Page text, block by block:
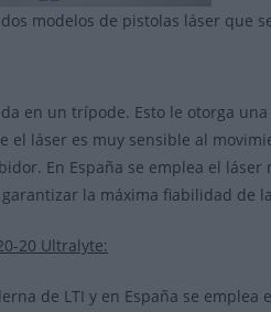
modelos de pistolas láser que
en un trípode. Esto le otorga
láser es muy sensible al
En España se emplea el
la máxima fiabilidad de
20 Ultralyte:
de LTI y en España se emplea